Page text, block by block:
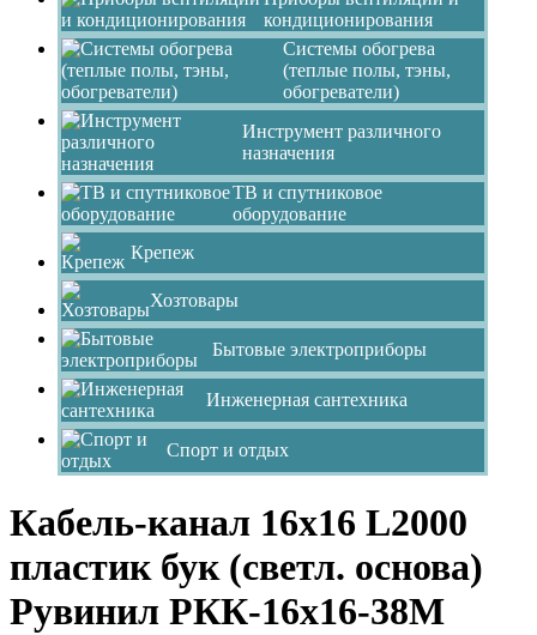
кондиционирования
Системы обогрева
(теплые полы, тэны,
обогреватели)
Инструмент различного
назначения
ТВ и спутниковое
оборудование
Крепеж
Хозтовары
Бытовые электроприборы
Инженерная сантехника
Спорт и отдых
Кабель-канал 16х16 L2000
пластик бук (светл. основа)
Рувинил РКК-16х16-38М